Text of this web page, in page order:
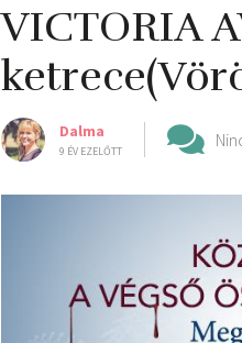
VICTORIA
Dalma
9 ÉV EZELŐTT